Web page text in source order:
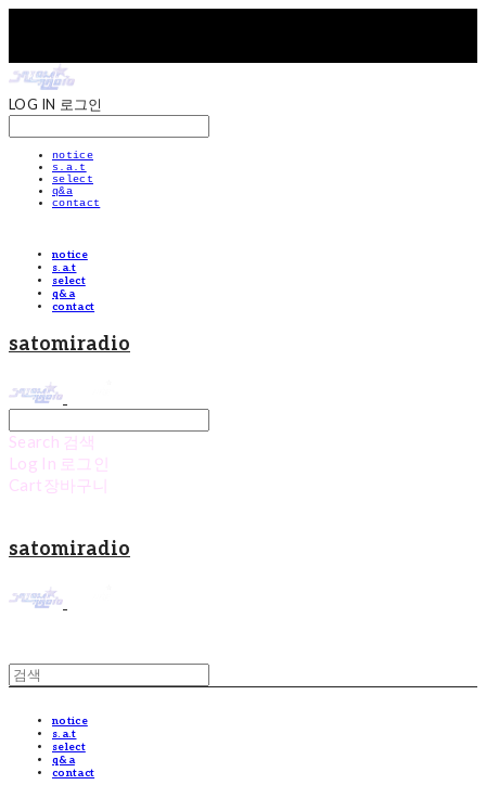
LOG IN 로그인
notice
s.a.t
select
q&a
contact
notice
s.a.t
select
q&a
contact
satomiradio
Search 검색
Log In 로그인
Cart 장바구니
satomiradio
notice
s.a.t
select
q&a
contact